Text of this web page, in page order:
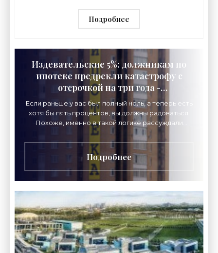
Подробнее
Издевательские 5%: должникам по
ипотеке предрекли катастрофу с
отсрочкой на три года -
«Недвижимость»
Если раньше у вас был полный ноль, а теперь есть
хотя бы пять процентов, вы должны радоваться.
Похоже, именно в такой логике рассуждали
чиновники, пытаясь исполнить постановление
Подробнее